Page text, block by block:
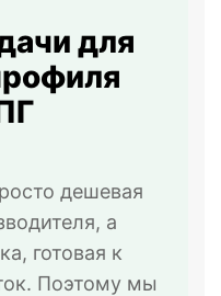
для
дешевая
а
готовая к
Поэтому мы